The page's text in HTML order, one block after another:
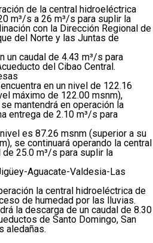
de la central hidroeléctrica
m³/s a 26 m³/s para suplir la
con la Dirección Regional de
del Norte y las Juntas de
un caudal de 4.43 m³/s para
del Cibao Central.
en un nivel de 122.16
máximo de 122.00 msnm),
mantendrá en operación la
entrega de 2.10 m³/s para
es 87.26 msnm (superior a su
se continuará operando la central
25.0 m³/s para suplir la
Aguacate-Valdesia-Las
la central hidroeléctrica de
de humedad por las lluvias.
la descarga de un caudal de 8.30
de Santo Domingo, San
aledañas.